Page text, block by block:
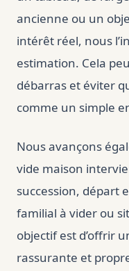
ancienne ou un
intérêt réel, nous
estimation. Cela
débarras et éviter
comme un simple
Nous avançons
vide maison
succession, départ
familial à vider ou
objectif est d’offrir
rassurante et